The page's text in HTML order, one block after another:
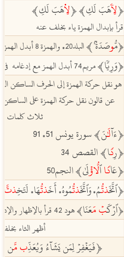
ﵳلِاۧهَبَ لَكِﵲﵳلِا۬هَبَ لَكِﵲ
قرأ بإبدال الهمزة ياء بخلف عنه
ﵳمُّوصَدَةُۢﵲالبلد20 ،والهمزة 8 أبدل الهمزة واوا
ﵳوَرِيّٗاﵲمريم74 أبدل الهمز مع إدغامه
هو نقل حركة الهمزة إلى الحرف الساكن
عن قالون نقل حركة الهمزة على الساكن
ثلاث كلمات
ﵳءَآلَٰنَﵲسورة يونس 51 ،91
ﵳرِداﵲالقصص 34
ﵳعَاداٱلّڔلَىٰﵲالنجم50
ﵳٱتَّخَذتُّمُ، وَٱتَّخَذتُّمُوهُ،أَخَذتُّهَا،لَتَخِذتّ
ﵳٱرۡكَبۡمَعَنَاﵲ هود 42
قرأ بالإظهار
أظهر الثاء
ﵳفَيَغۡفِرۡ لِمَن يَشَآءُ وَيُعَذِّبمَّن